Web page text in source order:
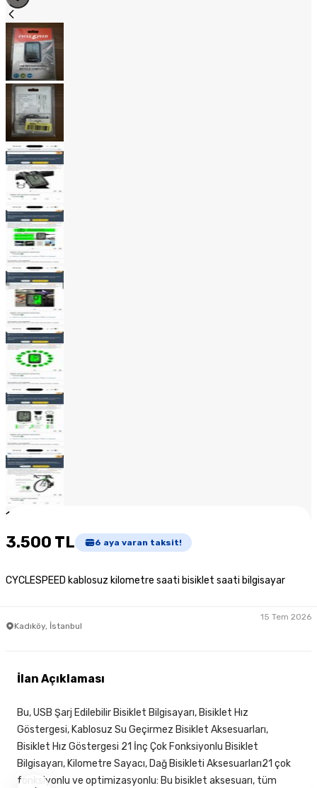
1
3.500 TL 6 aya varan taksit!
CYCLESPEED kablosuz kilometre saati bisiklet saati bilgisayar
Kadıköy, İstanbul
15 Tem 2026
İlan Açıklaması
Bu, USB Şarj Edilebilir Bisiklet Bilgisayarı, Bisiklet Hız
Göstergesi, Kablosuz Su Geçirmez Bisiklet Aksesuarları,
Bisiklet Hız Göstergesi 21 İnç Çok Fonksiyonlu Bisiklet
Bilgisayarı, Kilometre Sayacı, Dağ Bisikleti Aksesuarları21 çok
fonksiyonlu ve optimizasyonlu: Bu bisiklet aksesuarı, tüm